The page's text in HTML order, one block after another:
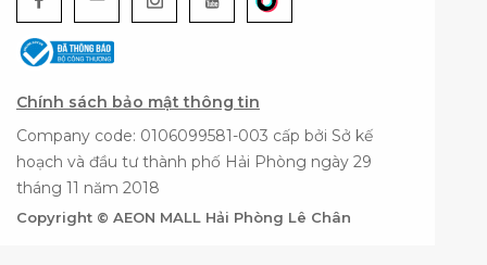
Chính sách bảo mật thông tin
Company code: 0106099581-003 cấp bởi Sở kế
hoạch và đầu tư thành phố Hải Phòng ngày 29
tháng 11 năm 2018
Copyright © AEON MALL Hải Phòng Lê Chân